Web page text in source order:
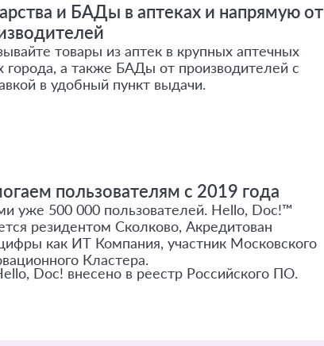
и БАДы в аптеках и напрямую от
товары из аптек в крупных аптечных
города, а также БАДы от производителей с
в удобный пункт выдачи.
пользователям с 2019 года
уже 500 000 пользователей. Hello, Doc!™
резидентом Сколково, Акредитован
как ИТ Компания, участник Московского
Кластера.
Doc! внесено в реестр Российского ПО.